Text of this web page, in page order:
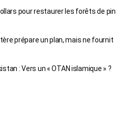
pour restaurer les forêts de pin
prépare un plan, mais ne fournit
: Vers un « OTAN islamique » ?